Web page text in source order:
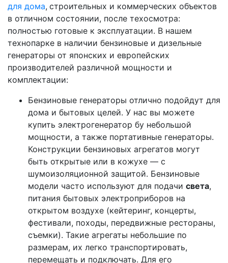
для дома, строительных и коммерческих объектов
в отличном состоянии, после техосмотра:
полностью готовые к эксплуатации. В нашем
технопарке в наличии бензиновые и дизельные
генераторы от японских и европейских
производителей различной мощности и
комплектации:
Бензиновые генераторы отлично подойдут для
дома и бытовых целей. У нас вы можете
купить электрогенератор бу небольшой
мощности, а также портативные генераторы.
Конструкции бензиновых агрегатов могут
быть открытые или в кожухе — с
шумоизоляционной защитой. Бензиновые
модели часто используют для подачи света,
питания бытовых электроприборов на
открытом воздухе (кейтеринг, концерты,
фестивали, походы, передвижные рестораны,
съемки). Такие агрегаты небольшие по
размерам, их легко транспортировать,
перемещать и подключать. Для его